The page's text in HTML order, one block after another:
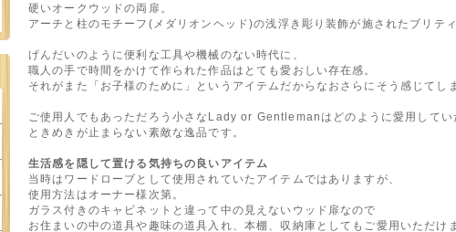
硬いオークウッドの両扉。
アーチと柱のモチーフ(メダリオンヘッド)の浅浮き彫り装飾が施されたブリテ
げんだいのように便利な工具や機械のない時代に、
職人の手で時間をかけて作られた作品はとても愛おしい存在感。
それがまた「お子様のために」というアイテムだからなおさらにそう感じてし
ご使用人でもあっただろう小さなLady or Gentlemanはどのように愛用してい
ときめきが止まらない素敵な逸品です。
生活感を隠して置ける気持ちの良いアイテム
当時はワードローブとして使用されていたアイテムではありますが、
使用方法はオーナー様次第。
ガラス付きのキャビネットと違って中の見えないウッド扉なので
お住まいの中の道具や趣味の道具入れ、本棚、収納庫としてもご愛用いただけ